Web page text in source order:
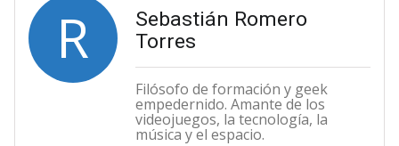
R
Sebastián Romero
Torres
Filósofo de formación y geek
empedernido. Amante de los
videojuegos, la tecnología, la
música y el espacio.